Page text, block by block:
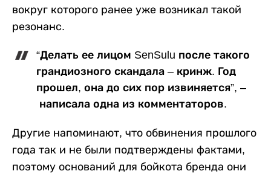
вокруг которого ранее уже возникал такой
резонанс.
“Делать ее лицом SenSulu после такого
грандиозного скандала – кринж. Год
прошел, она до сих пор извиняется”, –
написала одна из комментаторов.
Другие напоминают, что обвинения прошлого
года так и не были подтверждены фактами,
поэтому оснований для бойкота бренда они